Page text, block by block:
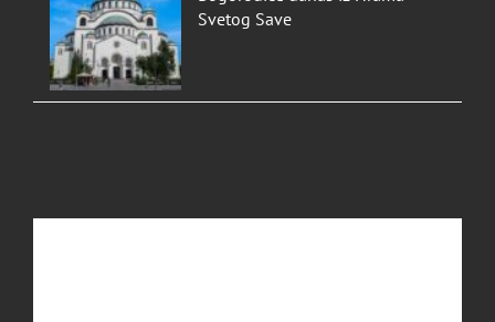
Svetog Save